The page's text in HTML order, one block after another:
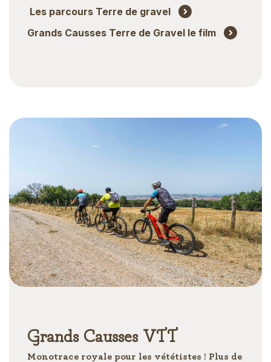
Les parcours Terre de gravel
Grands Causses Terre de Gravel le film
Grands Causses VTT
Monotrace royale pour les vététistes ! Plus de